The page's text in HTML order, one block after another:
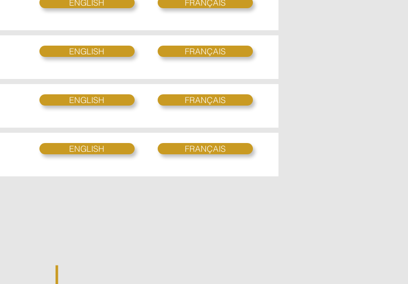
ENGLISH FRANÇAIS
ENGLISH FRANÇAIS
ENGLISH FRANÇAIS
ENGLISH FRANÇAIS